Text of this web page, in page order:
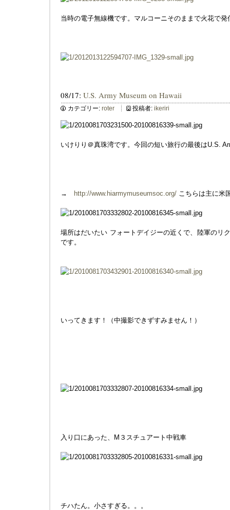
当時の電子無線機です。マルコーニそのままで火花で発
08/17: U.S. Army Museum on Hawaii
カテゴリー: roter 投稿者: ikeriri
いけりり＠真珠湾です。今回の短い旅行の最後はU.S.
→ http://www.hiarmymuseumsoc.org/ こちらは主に米
場所はだいたい フォートデイジーの近くで、陸軍のリ
です。
いってきます！（中撮影できずすみません！）
入り口にあった、M３スチュアート中戦車
チハたん。小さすぎる。。。